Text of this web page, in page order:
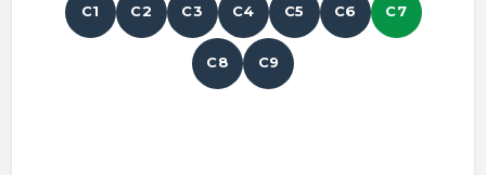
C1 C2 C3 C4 C5 C6 C7
C8 C9